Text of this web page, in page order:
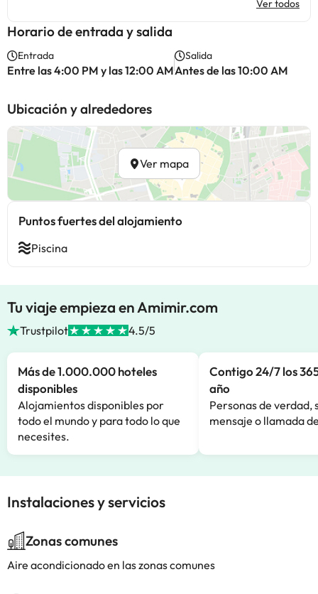
Ver todos
Horario de entrada y salida
Entrada
Entre las 4:00 PM y las 12:00 AM
Salida
Antes de las 10:00 AM
Ubicación y alrededores
Ver mapa
Puntos fuertes del alojamiento
Piscina
Tu viaje empieza en Amimir.com
Trustpilot 4.5/5
Más de 1.000.000 hoteles
disponibles
Alojamientos disponibles por
todo el mundo y para todo lo que
necesites.
Contigo 24/7 los
año
Personas de verdad,
mensaje o llamada
Instalaciones y servicios
Zonas comunes
Aire acondicionado en las zonas comunes